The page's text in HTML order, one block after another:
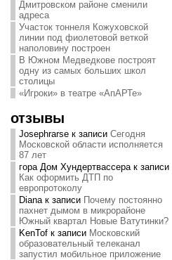
Дмитровском районе сменили
адреса
Участок тоннеля Кожуховской
линии под фиолетовой веткой
наполовину построен
В Южном Медведкове построят
одну из самых больших школ
столицы
«Игроки» в театре «АпАРТе»
отзывы
Josephrarseк записи Сегодня
Московской области исполняется
87 лет
гора Дом Хундертвассерак записи
Как оформить ДТП по
европротоколу
Dianaк записи Почему постоянно
пахнет дымом в микрорайоне
Южный квартал Новые Ватутинки?
KenTofк записи Московский
образовательный телеканал
запустил мобильное приложение